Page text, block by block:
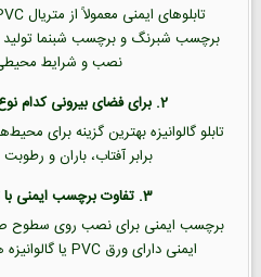
برچسب شبرنگ و برچسب شبنما
نصب و شرایط
2. برای فضای بیرونی کدام نوع تابلو مناسب‌تر است؟
تابلو گالوانیزه بهترین گزینه برای
برابر آفتاب، باران و
3. تفاوت برچسب ایمنی با تابلو ایمنی چیست؟
برچسب ایمنی برای نصب روی سطوح
ایمنی دارای ورق PVC یا گالوانیزه هستند و دوام بیشتری دارند.